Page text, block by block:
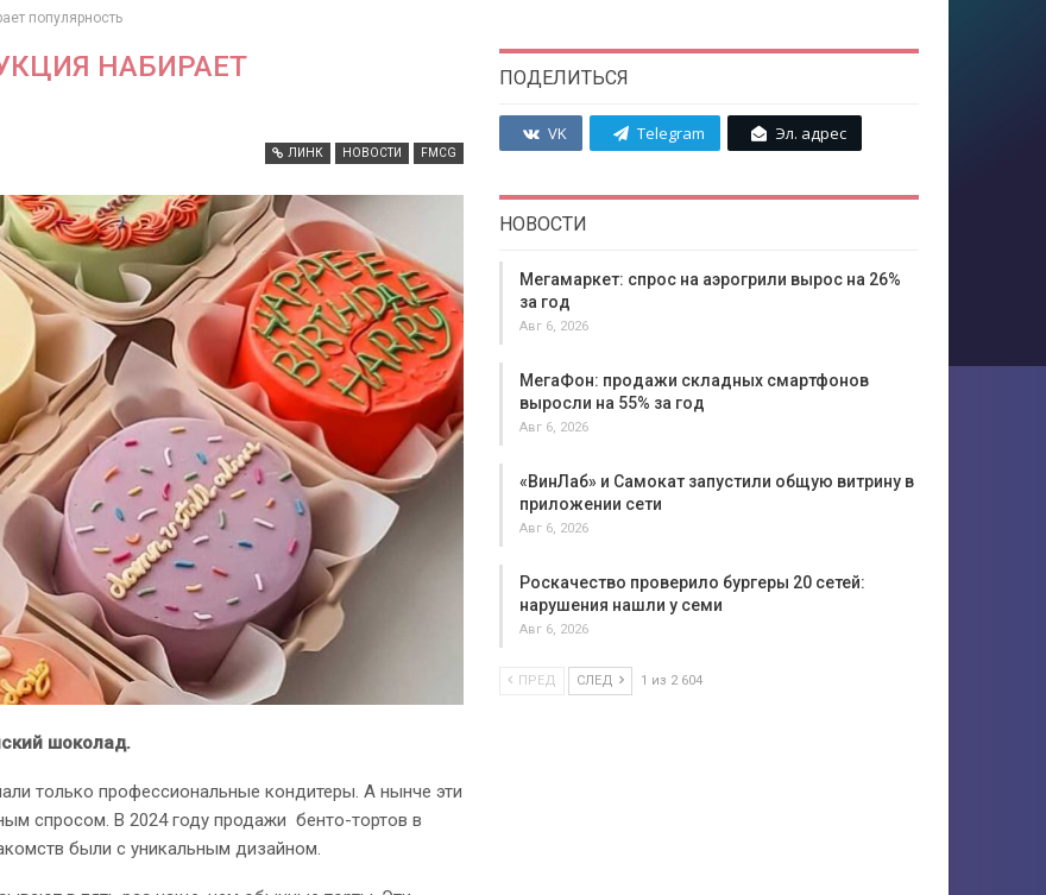
популярность
НАБИРАЕТ
ЛИНК НОВОСТИ FMCG
шоколад.
только профессиональные кондитеры. А нынче эти
спросом. В 2024 году продажи бенто-тортов в
были с уникальным дизайном.
ПОДЕЛИТЬСЯ
VK Telegram Эл. адрес
НОВОСТИ
Мегамаркет: спрос на аэрогрили вырос на 26%
за год
Авг 6, 2026
МегаФон: продажи складных смартфонов
выросли на 55% за год
Авг 6, 2026
«ВинЛаб» и Самокат запустили общую витрину в
приложении сети
Авг 6, 2026
Роскачество проверило бургеры 20 сетей:
нарушения нашли у семи
Авг 6, 2026
ПРЕД СЛЕД 1 из 2 604